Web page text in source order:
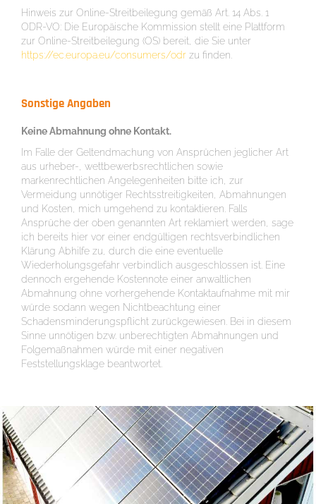
Hinweis zur Online-Streitbeilegung gemäß Art. 14 Abs. 1
ODR-VO: Die Europäische Kommission stellt eine Plattform
zur Online-Streitbeilegung (OS) bereit, die Sie unter
https://ec.europa.eu/consumers/odr zu finden.
Sonstige Angaben
Keine Abmahnung ohne Kontakt.
Im Falle der Geltendmachung von Ansprüchen jeglicher Art
aus urheber-, wettbewerbsrechtlichen sowie
markenrechtlichen Angelegenheiten bitte ich, zur
Vermeidung unnötiger Rechtsstreitigkeiten, Abmahnungen
und Kosten, mich umgehend zu kontaktieren. Falls
Ansprüche der oben genannten Art reklamiert werden, sage
ich bereits hier vor einer endgültigen rechtsverbindlichen
Klärung Abhilfe zu, durch die eine eventuelle
Wiederholungsgefahr verbindlich ausgeschlossen ist. Eine
dennoch ergehende Kostennote einer anwaltlichen
Abmahnung ohne vorhergehende Kontaktaufnahme mit mir
würde sodann wegen Nichtbeachtung einer
Schadensminderungspflicht zurückgewiesen. Bei in diesem
Sinne unnötigen bzw. unberechtigten Abmahnungen und
Folgemaßnahmen würde mit einer negativen
Feststellungsklage beantwortet.